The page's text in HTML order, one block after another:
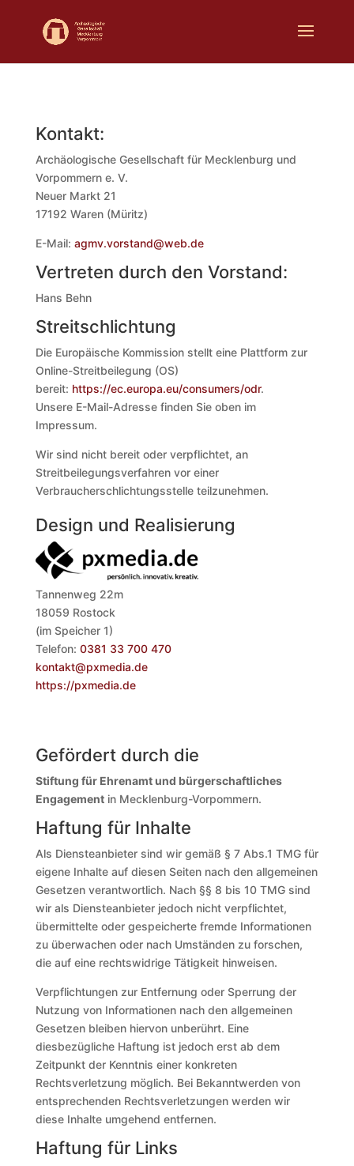
Kontakt:
Archäologische Gesellschaft für Mecklenburg und
Vorpommern e. V.
Neuer Markt 21
17192 Waren (Müritz)
E-Mail: agmv.vorstand@web.de
Vertreten durch den Vorstand:
Hans Behn
Streitschlichtung
Die Europäische Kommission stellt eine Plattform zur
Online-Streitbeilegung (OS)
bereit: https://ec.europa.eu/consumers/odr.
Unsere E-Mail-Adresse finden Sie oben im
Impressum.
Wir sind nicht bereit oder verpflichtet, an
Streitbeilegungsverfahren vor einer
Verbraucherschlichtungsstelle teilzunehmen.
Design und Realisierung
Tannenweg 22m
18059 Rostock
(im Speicher 1)
Telefon: 0381 33 700 470
kontakt@pxmedia.de
https://pxmedia.de
Gefördert durch die
Stiftung für Ehrenamt und bürgerschaftliches
Engagementin Mecklenburg-Vorpommern.
Haftung für Inhalte
Als Diensteanbieter sind wir gemäß § 7 Abs.1 TMG für
eigene Inhalte auf diesen Seiten nach den allgemeinen
Gesetzen verantwortlich. Nach §§ 8 bis 10 TMG sind
wir als Diensteanbieter jedoch nicht verpflichtet,
übermittelte oder gespeicherte fremde Informationen
zu überwachen oder nach Umständen zu forschen,
die auf eine rechtswidrige Tätigkeit hinweisen.
Verpflichtungen zur Entfernung oder Sperrung der
Nutzung von Informationen nach den allgemeinen
Gesetzen bleiben hiervon unberührt. Eine
diesbezügliche Haftung ist jedoch erst ab dem
Zeitpunkt der Kenntnis einer konkreten
Rechtsverletzung möglich. Bei Bekanntwerden von
entsprechenden Rechtsverletzungen werden wir
diese Inhalte umgehend entfernen.
Haftung für Links